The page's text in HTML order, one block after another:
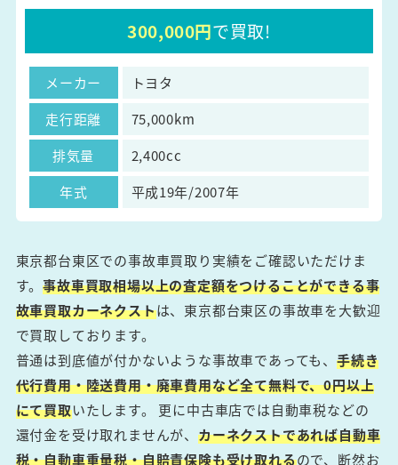
300,000円で買取!
メーカー
トヨタ
走行距離
75,000km
排気量
2,400cc
年式
平成19年/2007年
東京都台東区での事故車買取り実績をご確認いただけま
す。事故車買取相場以上の査定額をつけることができる事
故車買取カーネクストは、東京都台東区の事故車を大歓迎
で買取しております。
普通は到底値が付かないような事故車であっても、手続き
代行費用・陸送費用・廃車費用など全て無料で、0円以上
にて買取いたします。 更に中古車店では自動車税などの
還付金を受け取れませんが、カーネクストであれば自動車
税・自動車重量税・自賠責保険も受け取れるので、断然お